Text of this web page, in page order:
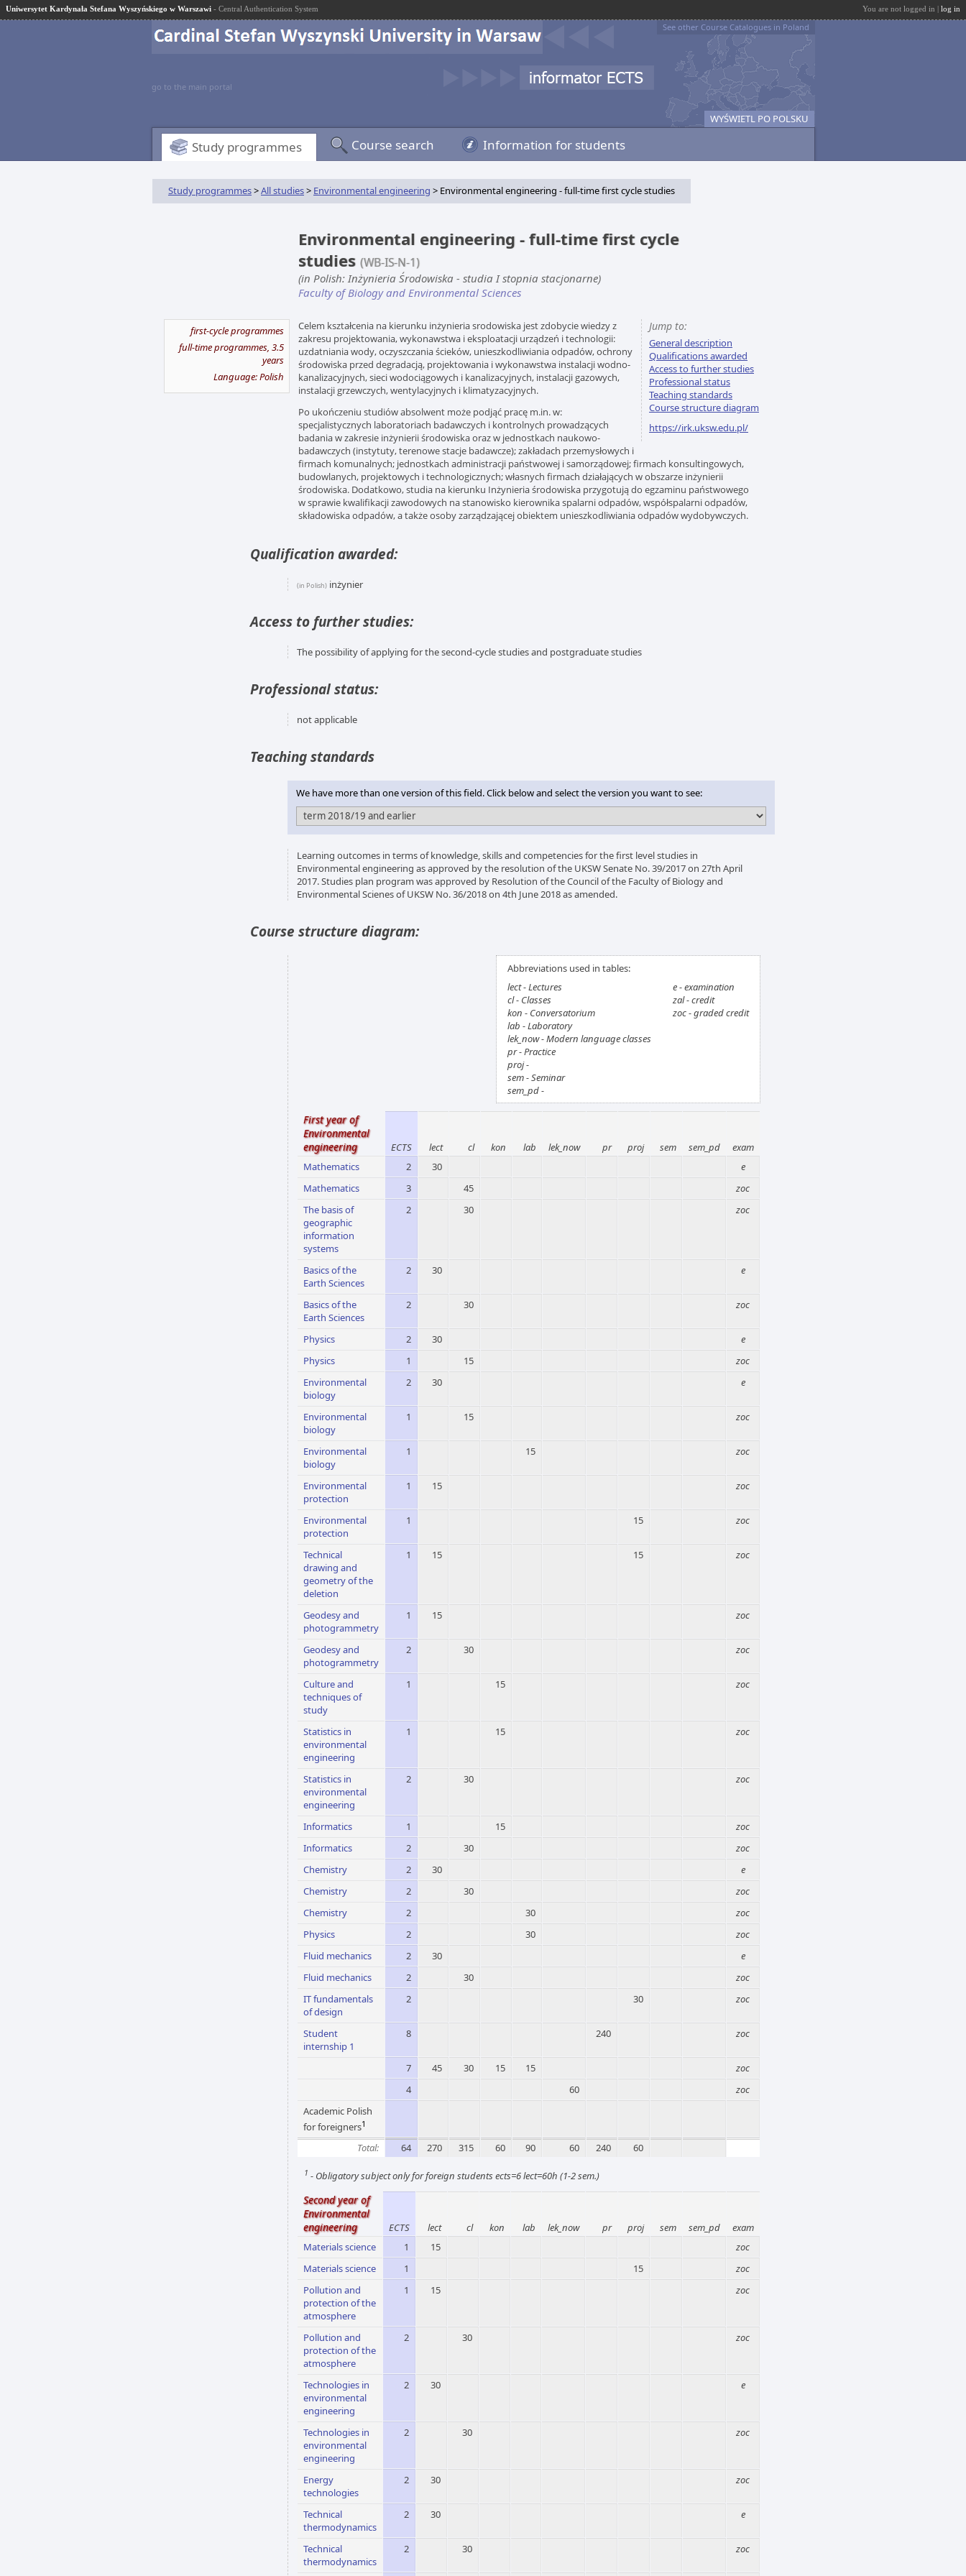
Uniwersytet Kardynała Stefana Wyszyńskiego w Warszawi - Central Authentication System You are not logged in | log in
go to the main portal
See other Course Catalogues in Poland
WYŚWIETL PO POLSKU
Study programmes Course search Information for students
Study programmes>All studies> Environmental engineering > Environmental engineering - full-time first cycle studies
Environmental engineering - full-time first cycle
studies (WB-IS-N-1)
(in Polish: Inżynieria Środowiska - studia I stopnia stacjonarne)
Faculty of Biology and Environmental Sciences
first-cycle programmes
full-time programmes, 3.5
years
Language: Polish
Jump to:
General description
Qualifications awarded
Access to further studies
Professional status
Teaching standards
Course structure diagram
https://irk.uksw.edu.pl/
Celem kształcenia na kierunku inżynieria srodowiska jest zdobycie wiedzy z
zakresu projektowania, wykonawstwa i eksploatacji urządzeń i technologii:
uzdatniania wody, oczyszczania ścieków, unieszkodliwiania odpadów, ochrony
środowiska przed degradacją, projektowania i wykonawstwa instalacji wodno-
kanalizacyjnych, sieci wodociągowych i kanalizacyjnych, instalacji gazowych,
instalacji grzewczych, wentylacyjnych i klimatyzacyjnych.
Po ukończeniu studiów absolwent może podjąć pracę m.in. w:
specjalistycznych laboratoriach badawczych i kontrolnych prowadzących
badania w zakresie inżynierii środowiska oraz w jednostkach naukowo-
badawczych (instytuty, terenowe stacje badawcze); zakładach przemysłowych i
firmach komunalnych; jednostkach administracji państwowej i samorządowej; firmach konsultingowych,
budowlanych, projektowych i technologicznych; własnych firmach działających w obszarze inżynierii
środowiska. Dodatkowo, studia na kierunku Inżynieria środowiska przygotują do egzaminu państwowego
w sprawie kwalifikacji zawodowych na stanowisko kierownika spalarni odpadów, współspalarni odpadów,
składowiska odpadów, a także osoby zarządzającej obiektem unieszkodliwiania odpadów wydobywczych.
Qualification awarded:
(in Polish) inżynier
Access to further studies:
The possibility of applying for the second-cycle studies and postgraduate studies
Professional status:
not applicable
Teaching standards
We have more than one version of this field. Click below and select the version you want to see:
Learning outcomes in terms of knowledge, skills and competencies for the first level studies in
Environmental engineering as approved by the resolution of the UKSW Senate No. 39/2017 on 27th April
2017. Studies plan program was approved by Resolution of the Council of the Faculty of Biology and
Environmental Scienes of UKSW No. 36/2018 on 4th June 2018 as amended.
Course structure diagram:
Abbreviations used in tables:
lect - Lectures
cl - Classes
kon - Conversatorium
lab - Laboratory
lek_now - Modern language classes
pr - Practice
proj -
sem - Seminar
sem_pd -
e - examination
zal - credit
zoc - graded credit
First year of
Environmental
engineering
ECTS lect cl kon lab lek_now pr proj sem sem_pd
exam
Mathematics
2 30
e
Mathematics
3 45
zoc
The basis of
geographic
information
systems
2 30 zoc
Basics of the
Earth Sciences
2 30 e
Basics of the
Earth Sciences
2 30 zoc
Physics 2 30
e
Physics
1 15
zoc
Environmental
biology
2 30 e
Environmental
biology
1 15 zoc
Environmental
biology
1 15 zoc
Environmental
protection
1 15 zoc
Environmental
protection
1 15 zoc
Technical
drawing and
geometry of the
deletion
1 15 15 zoc
Geodesy and
photogrammetry
1 15 zoc
Geodesy and
photogrammetry
2 30 zoc
Culture and
techniques of
study
1 15 zoc
Statistics in
environmental
engineering
1 15 zoc
Statistics in
environmental
engineering
2 30 zoc
Informatics 1 15
zoc
Informatics
2 30
zoc
Chemistry
2 30
e
Chemistry
2 30
zoc
Chemistry
2 30
zoc
Physics
2 30
zoc
Fluid mechanics
2 30
e
Fluid mechanics
2 30
zoc
IT fundamentals
of design
2 30 zoc
Student
internship 1
8 240 zoc
7 45 30 15 15
zoc
4
60
zoc
Academic Polish
for foreigners1
Total: 64 270 315 60 90 60 240 60
1 - Obligatory subject only for foreign students ects=6 lect=60h (1-2 sem.)
Second year of
Environmental
engineering
ECTS lect cl kon lab lek_now pr proj sem sem_pd
exam
Materials science
1 15
zoc
Materials science
1 15
zoc
Pollution and
protection of the
atmosphere
1 15 zoc
Pollution and
protection of the
atmosphere
2 30 zoc
Technologies in
environmental
engineering
2 30 e
Technologies in
environmental
engineering
2 30 zoc
Energy
technologies
2 30 zoc
Technical
thermodynamics
2 30 e
Technical
thermodynamics
2 30 zoc